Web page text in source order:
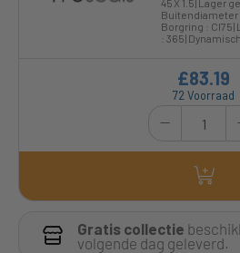
Buitendiameter
Borgring : CI75
: 365 |
72 Voorraad
£83.19
Gratis collectie
volgende dag geleverd.